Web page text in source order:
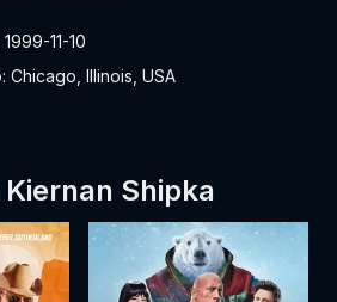
11-10
Chicago, Illinois, USA
Shipka